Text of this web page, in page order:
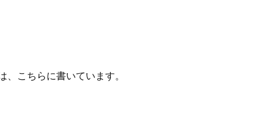
こちらに書いています。